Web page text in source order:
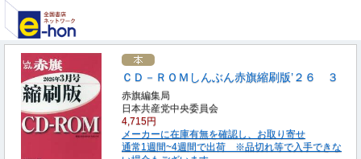
ＣＤ－ＲＯＭしんぶん赤旗縮刷版’２６ ３
赤旗編集局
日本共産党中央委員会
4,715円
メーカーに在庫有無を確認し、お取り寄せ
通常1週間~4週間で出荷 ※品切れ等で入手できな